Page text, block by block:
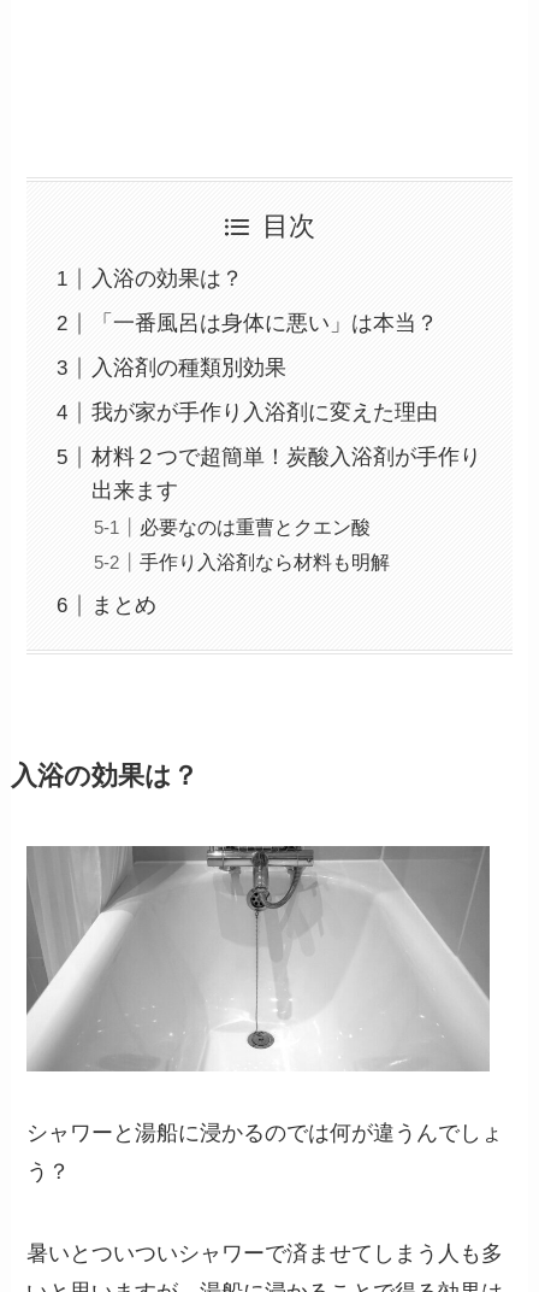
目次
入浴の効果は？
「一番風呂は身体に悪い」は本当？
入浴剤の種類別効果
我が家が手作り入浴剤に変えた理由
材料２つで超簡単！炭酸入浴剤が手作り
出来ます
必要なのは重曹とクエン酸
手作り入浴剤なら材料も明解
まとめ
入浴の効果は？
シャワーと湯船に浸かるのでは何が違うんでしょ
う？
暑いとついついシャワーで済ませてしまう人も多